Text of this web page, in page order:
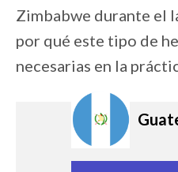
Zimbabwe durante el
por qué este tipo de
necesarias en la
Image:
Image:
Image: